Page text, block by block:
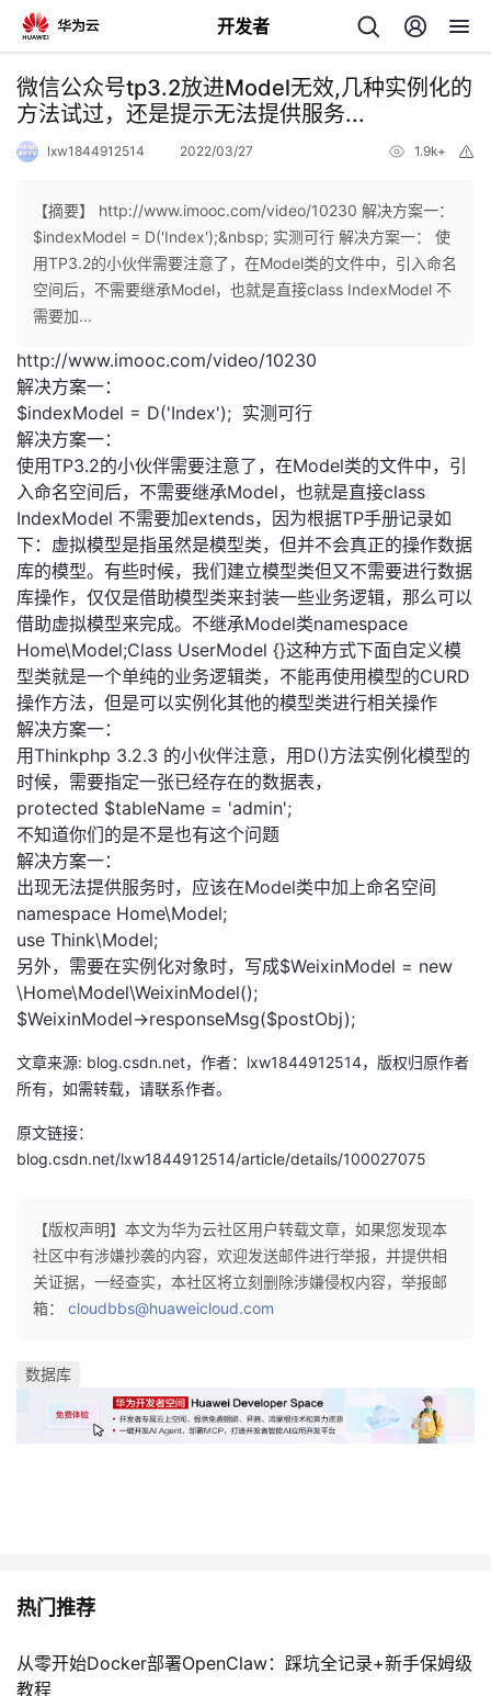
开发者
返
回
个
人
主
页
我
的
开
发
者
我
的
博
客
我
的
论
坛
我
的
圈
子
我
的
直
播
我
的
活
动
我
的
关
注
我
的
开
发
学
堂
我
课
的
我
藏
我
的
Programs
我
的
持
我
的
术
我
云
微信公众号tp3.2放进Model无效,几种实例化的
方法试过，还是提示无法提供服务...
lxw1844912514 2022/03/27 1.9k+
【摘要】 http://www.imooc.com/video/10230 解决方案一：
$indexModel = D('Index');&nbsp; 实测可行 解决方案一： 使
用TP3.2的小伙伴需要注意了，在Model类的文件中，引入命名
空间后，不需要继承Model，也就是直接class IndexModel 不
需要加...
http://www.imooc.com/video/10230
解决方案一：
$indexModel = D('Index'); 实测可行
解决方案一：
使用TP3.2的小伙伴需要注意了，在Model类的文件中，引
入命名空间后，不需要继承Model，也就是直接class
IndexModel 不需要加extends，因为根据TP手册记录如
下：虚拟模型是指虽然是模型类，但并不会真正的操作数据
库的模型。有些时候，我们建立模型类但又不需要进行数据
库操作，仅仅是借助模型类来封装一些业务逻辑，那么可以
借助虚拟模型来完成。不继承Model类namespace
Home\Model;Class UserModel {}这种方式下面自定义模
型类就是一个单纯的业务逻辑类，不能再使用模型的CURD
操作方法，但是可以实例化其他的模型类进行相关操作
解决方案一：
用Thinkphp 3.2.3 的小伙伴注意，用D()方法实例化模型的
时候，需要指定一张已经存在的数据表，
protected $tableName = 'admin';
不知道你们的是不是也有这个问题
解决方案一：
出现无法提供服务时，应该在Model类中加上命名空间
namespace Home\Model;
use Think\Model;
另外，需要在实例化对象时，写成$WeixinModel = new
\Home\Model\WeixinModel();
$WeixinModel->responseMsg($postObj);
文章来源: blog.csdn.net，作者：lxw1844912514，版权归原作者
所有，如需转载，请联系作者。
原文链接：
blog.csdn.net/lxw1844912514/article/details/100027075
【版权声明】本文为华为云社区用户转载文章，如果您发现本
社区中有涉嫌抄袭的内容，欢迎发送邮件进行举报，并提供相
关证据，一经查实，本社区将立刻删除涉嫌侵权内容，举报邮
箱： cloudbbs@huaweicloud.com
数据库
热门推荐
从零开始Docker部署OpenClaw：踩坑全记录+新手保姆级
教程